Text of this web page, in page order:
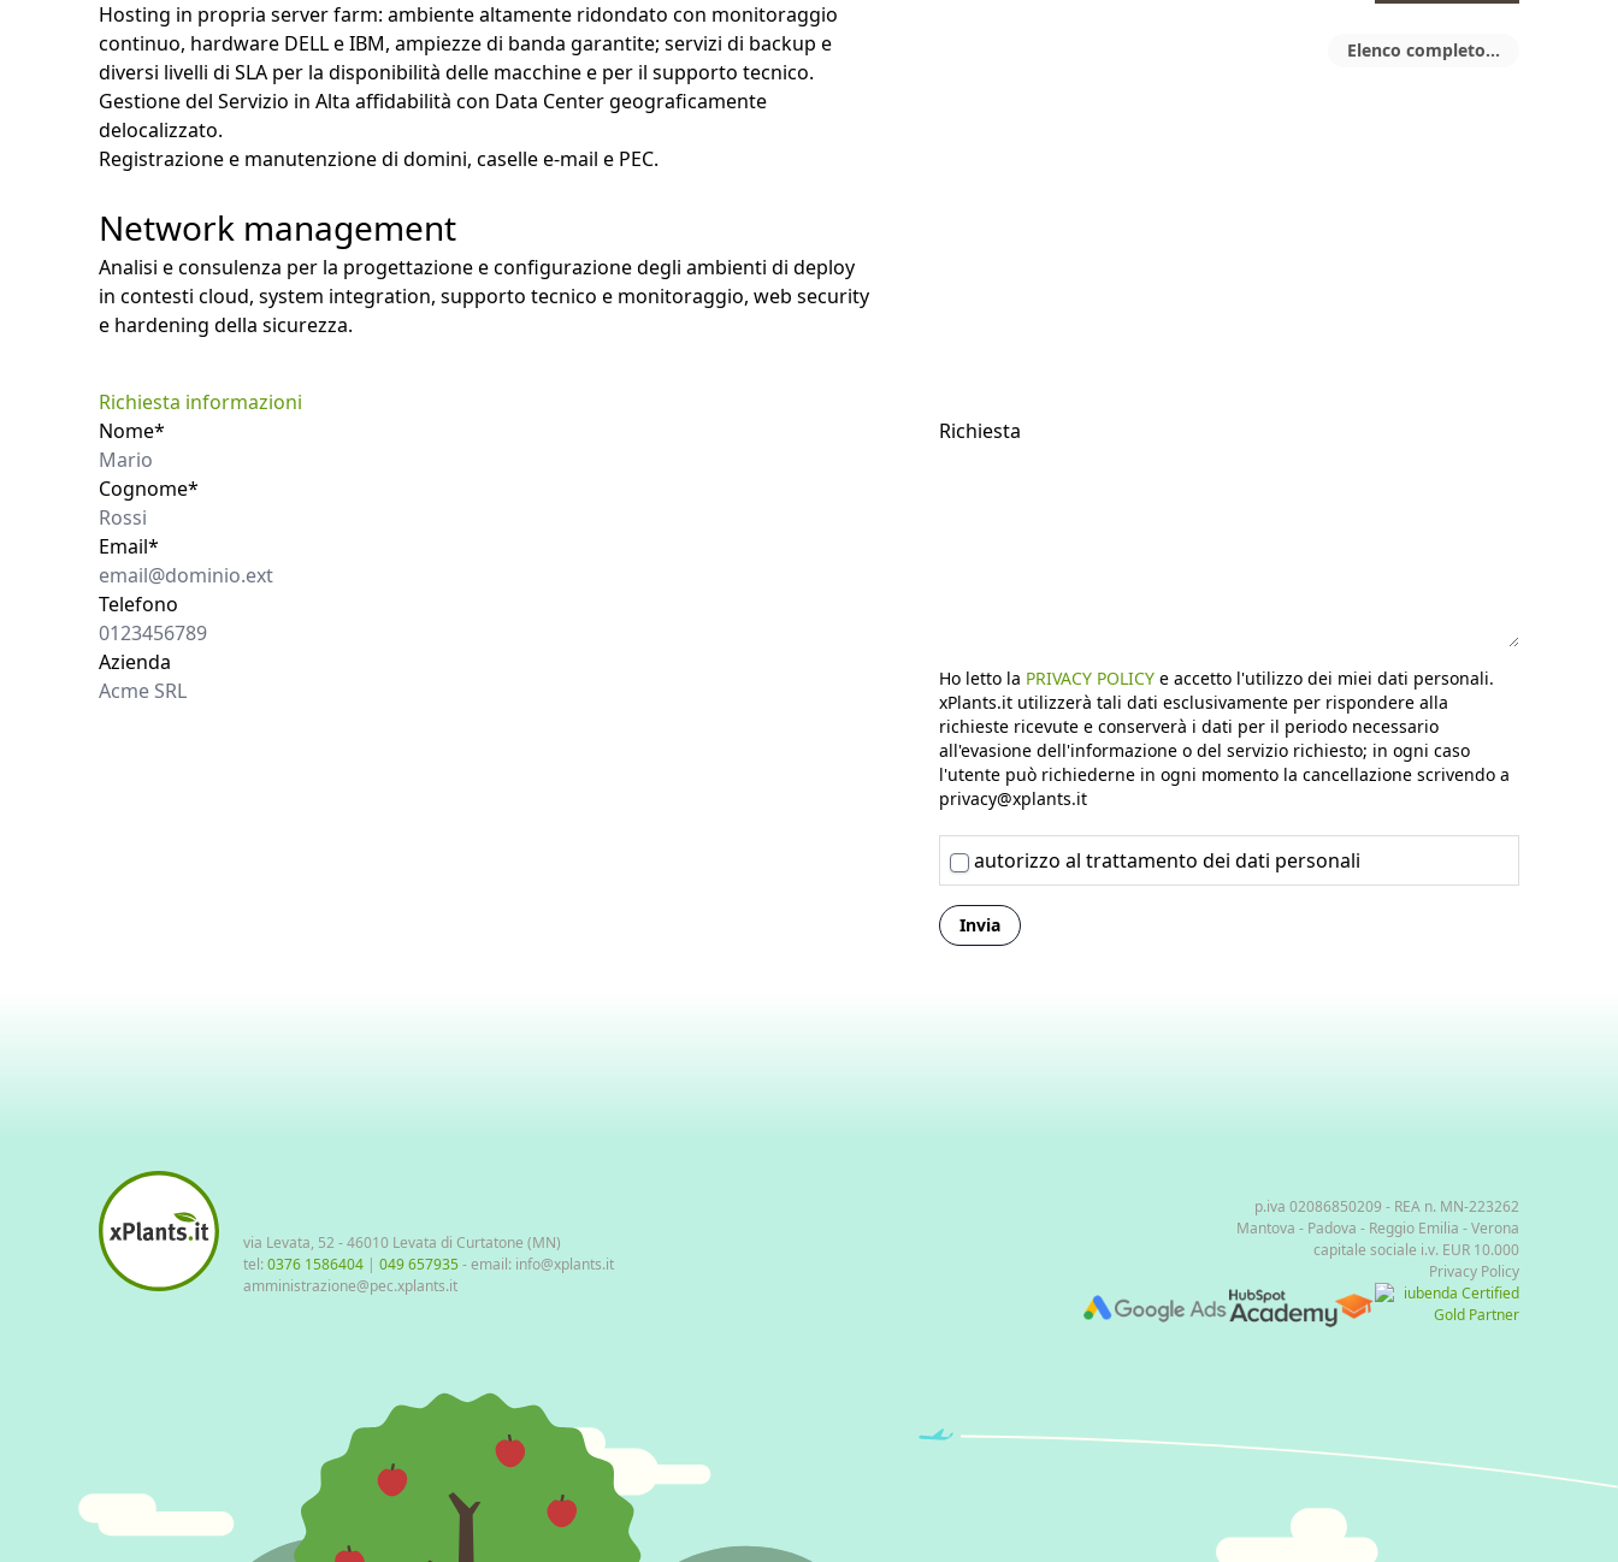
Hosting in propria server farm: ambiente altamente ridondato con monitoraggio
continuo, hardware DELL e IBM, ampiezze di banda garantite; servizi di backup e
diversi livelli di SLA per la disponibilità delle macchine e per il supporto tecnico.
Gestione del Servizio in Alta affidabilità con Data Center geograficamente
delocalizzato.
Registrazione e manutenzione di domini, caselle e-mail e PEC.
Network management
Analisi e consulenza per la progettazione e configurazione degli ambienti di deploy
in contesti cloud, system integration, supporto tecnico e monitoraggio, web security
e hardening della sicurezza.
Elenco completo...
Richiesta informazioni
Nome*
Cognome*
Email*
Telefono
Azienda
Richiesta
Ho letto la PRIVACY POLICYe accetto l'utilizzo dei miei dati personali.
xPlants.it utilizzerà tali dati esclusivamente per rispondere alla
richieste ricevute e conserverà i dati per il periodo necessario
all'evasione dell'informazione o del servizio richiesto; in ogni caso
l'utente può richiederne in ogni momento la cancellazione scrivendo a
privacy@xplants.it
autorizzo al trattamento dei dati personali
Invia
via Levata, 52 - 46010 Levata di Curtatone (MN)
tel: 0376 1586404 | 049 657935- email: info@xplants.it
amministrazione@pec.xplants.it
p.iva 02086850209 - REA n. MN-223262
Mantova - Padova - Reggio Emilia - Verona
capitale sociale i.v. EUR 10.000
Privacy Policy